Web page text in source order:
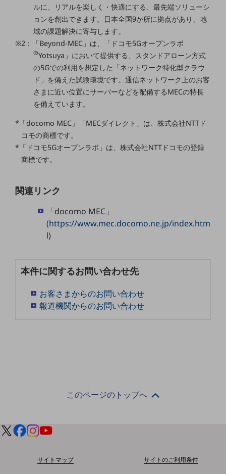
モビリティ
製造・建設業
キーワードで探す
モバイルTOP
法人向けスマホ・携帯に関する、
おすすめの機種、料金やサービスをご紹介
タフネススマートフォン
データ通信製品
ドコモケータイ
通信モジュール製品
IOT完了済みメーカーブランド製品
home5Gプラン
端末の一元管理
ルに、リアルを楽しく・快適にする、最先端ソリューシ
ョンを創出できます。日本全国9か所に拠点があり、地
域の課題解決に寄与します。
※2：「Beyond-MEC」は、「ドコモ5Gオープンラボ
®Yotsuya」において提供する、スタンドアローン方式
の5Gでの利用を想定した「ネットワーク特化型クラウ
ド」を備えた試験環境です。通信ネットワーク上のお客
さまに近い位置にサーバーなどを配備するMECの特長
を備えています。
*「docomo MEC」「MECダイレクト」は、株式会社NTTド
コモの商標です。
*「ドコモ5Gオープンラボ」は、株式会社NTTドコモの登録
商標です。
関連リンク
「docomo MEC」
(https://www.mec.docomo.ne.jp/index.htm
l)
本件に関するお問い合わせ先
お客さまからのお問い合わせ
報道機関からのお問い合わせ
このページのトップへ
サイトマップ
サイトのご利用条件